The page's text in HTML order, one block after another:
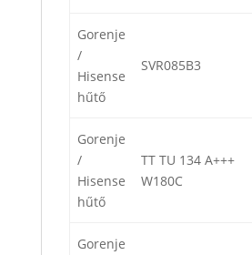
Gorenje
/
Hisense
hűtő
SVR085B3
Gorenje
/
Hisense
hűtő
TT TU 134 A+++
W180C
Gorenje